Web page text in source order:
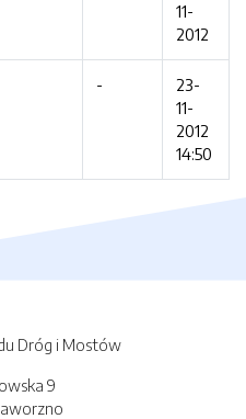
11-
2012
-
23-
11-
2012
14:50
Dróg i Mostów
9